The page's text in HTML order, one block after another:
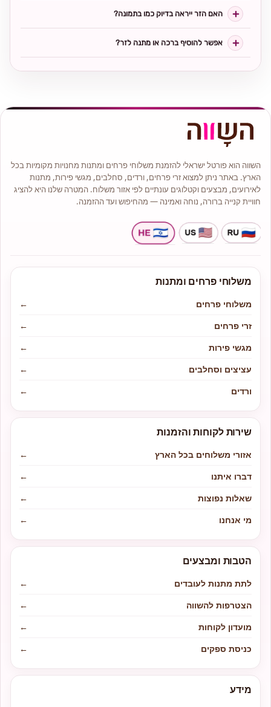
האם הזר ייראה בדיוק כמו בתמונה?
אפשר להוסיף ברכה או מתנה לזר?
השווה הוא פורטל ישראלי להזמנת משלוחי פרחים ומתנות מחנויות מקומיות בכל
הארץ. באתר ניתן למצוא זרי פרחים, ורדים, סחלבים, מגשי פירות, מתנות
לאירועים, מבצעים וקטלוגים עונתיים לפי אזור משלוח. המטרה שלנו היא להציג
חוויית קנייה ברורה, נוחה ואמינה — מהחיפוש ועד ההזמנה.
משלוחי פרחים ומתנות
משלוחי פרחים
←
זרי פרחים
←
מגשי פירות
←
עציצים וסחלבים
←
ורדים
←
שירות לקוחות והזמנות
אזורי משלוחים בכל הארץ
←
דברו איתנו
←
שאלות נפוצות
←
מי אנחנו
←
הטבות ומבצעים
לתת מתנות לעובדים
←
הצטרפות להשווה
←
מועדון לקוחות
←
כניסת ספקים
←
מידע